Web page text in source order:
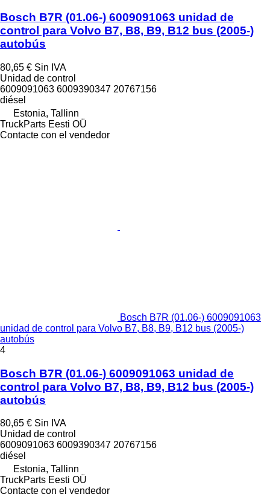
Bosch B7R (01.06-) 6009091063 unidad de
control para Volvo B7, B8, B9, B12 bus (2005-)
autobús
80,65 € Sin IVA
Unidad de control
6009091063 6009390347 20767156
diésel
Estonia, Tallinn
TruckParts Eesti OÜ
Contacte con el vendedor
Bosch B7R (01.06-) 6009091063
unidad de control para Volvo B7, B8, B9, B12 bus (2005-)
autobús
4
Bosch B7R (01.06-) 6009091063 unidad de
control para Volvo B7, B8, B9, B12 bus (2005-)
autobús
80,65 € Sin IVA
Unidad de control
6009091063 6009390347 20767156
diésel
Estonia, Tallinn
TruckParts Eesti OÜ
Contacte con el vendedor